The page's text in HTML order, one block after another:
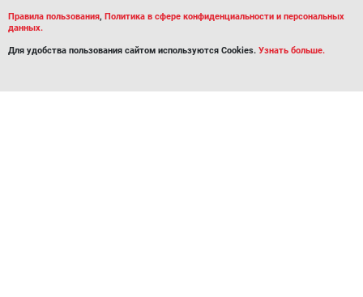
Правила пользования, Политика в сфере конфиденциальности и персональных
данных.
Для удобства пользования сайтом используются Cookies. Узнать больше.